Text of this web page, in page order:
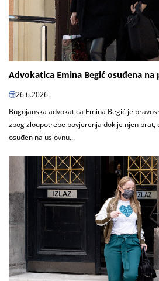
Advokatica Emina Begić osuđena
26.6.2026.
Bugojanska advokatica Emina Begić je
zbog zloupotrebe povjerenja dok je njen brat,
osuđen na uslovnu...